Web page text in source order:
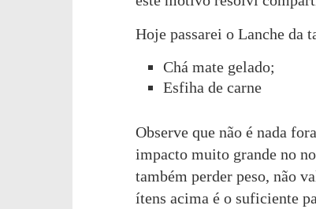
Hoje passarei o Lanche da
Chá mate gelado;
Esfiha de carne
Observe que não é nada
impacto muito grande no
também perder peso, não
ítens acima é o suficiente